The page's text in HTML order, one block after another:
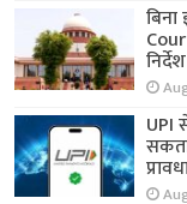
निर्देश
UPI